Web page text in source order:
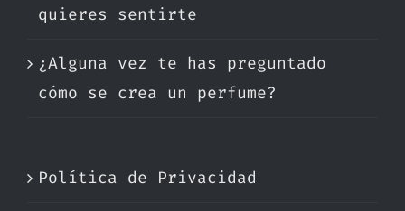
quieres sentirte
¿Alguna vez te has preguntado
cómo se crea un perfume?
Política de Privacidad